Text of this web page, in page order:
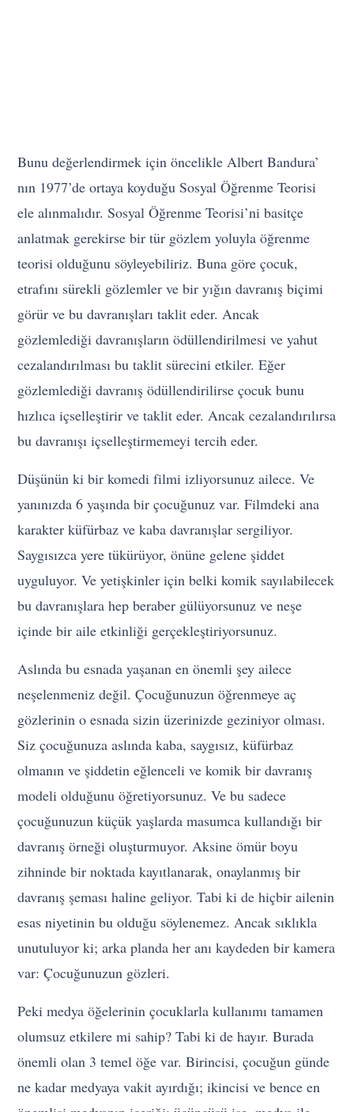
Bunu değerlendirmek için öncelikle Albert Bandura’
nın 1977’de ortaya koyduğu Sosyal Öğrenme Teorisi
ele alınmalıdır. Sosyal Öğrenme Teorisi’ni basitçe
anlatmak gerekirse bir tür gözlem yoluyla öğrenme
teorisi olduğunu söyleyebiliriz. Buna göre çocuk,
etrafını sürekli gözlemler ve bir yığın davranış biçimi
görür ve bu davranışları taklit eder. Ancak
gözlemlediği davranışların ödüllendirilmesi ve yahut
cezalandırılması bu taklit sürecini etkiler. Eğer
gözlemlediği davranış ödüllendirilirse çocuk bunu
hızlıca içselleştirir ve taklit eder. Ancak cezalandırılırsa
bu davranışı içselleştirmemeyi tercih eder.
Düşünün ki bir komedi filmi izliyorsunuz ailece. Ve
yanınızda 6 yaşında bir çocuğunuz var. Filmdeki ana
karakter küfürbaz ve kaba davranışlar sergiliyor.
Saygısızca yere tükürüyor, önüne gelene şiddet
uyguluyor. Ve yetişkinler için belki komik sayılabilecek
bu davranışlara hep beraber gülüyorsunuz ve neşe
içinde bir aile etkinliği gerçekleştiriyorsunuz.
Aslında bu esnada yaşanan en önemli şey ailece
neşelenmeniz değil. Çocuğunuzun öğrenmeye aç
gözlerinin o esnada sizin üzerinizde geziniyor olması.
Siz çocuğunuza aslında kaba, saygısız, küfürbaz
olmanın ve şiddetin eğlenceli ve komik bir davranış
modeli olduğunu öğretiyorsunuz. Ve bu sadece
çocuğunuzun küçük yaşlarda masumca kullandığı bir
davranış örneği oluşturmuyor. Aksine ömür boyu
zihninde bir noktada kayıtlanarak, onaylanmış bir
davranış şeması haline geliyor. Tabi ki de hiçbir ailenin
esas niyetinin bu olduğu söylenemez. Ancak sıklıkla
unutuluyor ki; arka planda her anı kaydeden bir kamera
var: Çocuğunuzun gözleri.
Peki medya öğelerinin çocuklarla kullanımı tamamen
olumsuz etkilere mi sahip? Tabi ki de hayır. Burada
önemli olan 3 temel öğe var. Birincisi, çocuğun günde
ne kadar medyaya vakit ayırdığı; ikincisi ve bence en